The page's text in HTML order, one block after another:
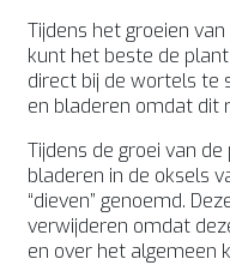
Tijdens het groeien
kunt het beste de
direct bij de wortels te
en bladeren omdat dit
Tijdens de groei van
bladeren in de oksels
“dieven” genoemd.
verwijderen omdat
en over het algemeen